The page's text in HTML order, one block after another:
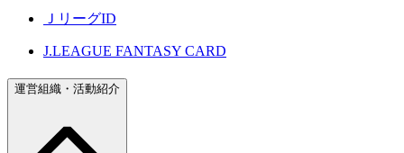
ＪリーグID
J.LEAGUE FANTASY CARD
運営組織・活動紹介